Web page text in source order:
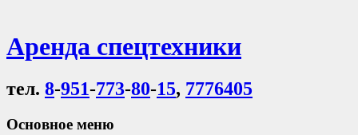
Аренда спецтехники
тел. 8-951-773-80-15, 7776405
Основное меню